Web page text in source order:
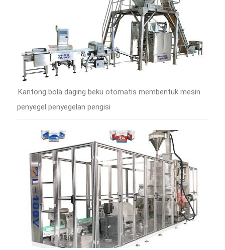
Kantong bola daging beku otomatis membentuk mesin
penyegel penyegelan pengisi